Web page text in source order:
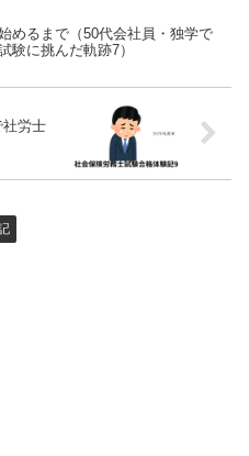
めるまで（50代会社員・独学で
験に挑んだ軌跡7）
社労士